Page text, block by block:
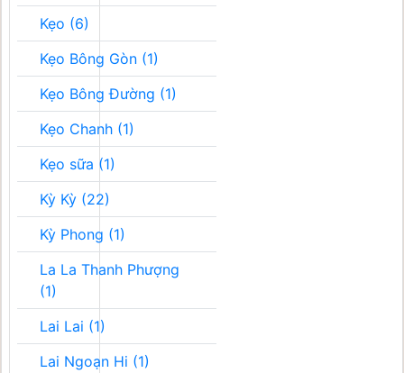
Kẹo (6)
Kẹo Bông Gòn (1)
Kẹo Bông Đường (1)
Kẹo Chanh (1)
Kẹo sữa (1)
Kỳ Kỳ (22)
Kỳ Phong (1)
La La Thanh Phượng
(1)
Lai Lai (1)
Lai Ngoạn Hi (1)